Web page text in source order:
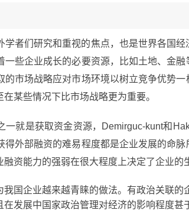
者们研究和重视的焦点，也是世界各国
些企业成长的必要资源，比如土地、金
市场战略应对市场环境以树立竞争优势
某些情况下比市场战略更为重要。
一就是获取资金资源，Demirguc-kunt和
外部融资的难易程度都是企业发展的命脉
资能力的强弱在很大程度上决定了企业的
国企业越来越青睐的做法。有政治关联的
发展中国家政治管理对经济的影响程度甚